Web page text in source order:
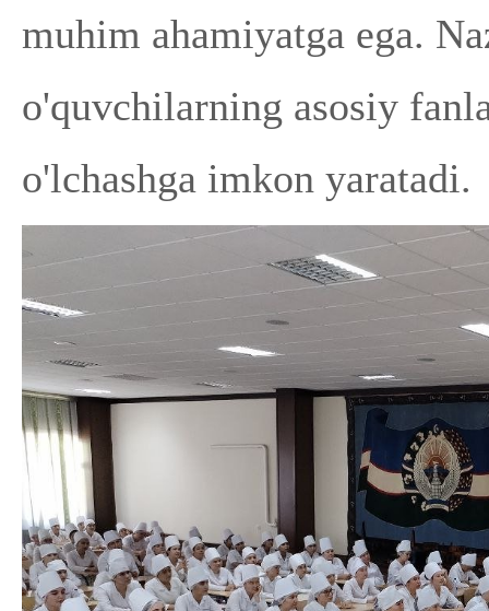
muhim ahamiyatga ega.
o'quvchilarning asosiy
o'lchashga imkon yaratadi.